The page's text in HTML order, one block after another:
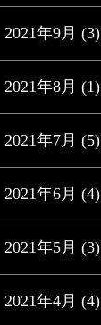
2021年9月 (3)
2021年8月 (1)
2021年7月 (5)
2021年6月 (4)
2021年5月 (3)
2021年4月 (4)